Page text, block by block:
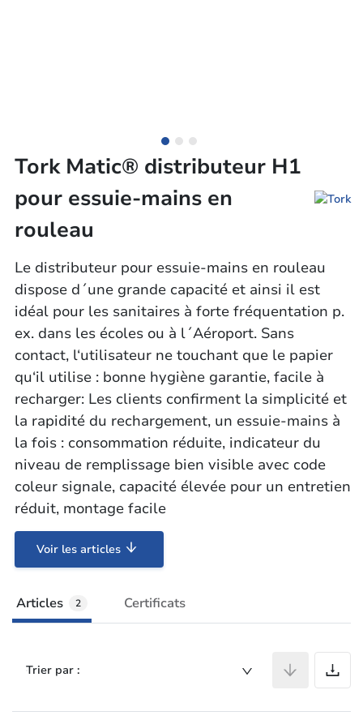
Tork Matic® distributeur H1
pour essuie-mains en
rouleau
Le distributeur pour essuie-mains en rouleau
dispose d´une grande capacité et ainsi il est
idéal pour les sanitaires à forte fréquentation p.
ex. dans les écoles ou à l´Aéroport. Sans
contact, l‘utilisateur ne touchant que le papier
qu‘il utilise : bonne hygiène garantie, facile à
recharger: Les clients confirment la simplicité et
la rapidité du rechargement, un essuie-mains à
la fois : consommation réduite, indicateur du
niveau de remplissage bien visible avec code
coleur signale, capacité élevée pour un entretien
réduit, montage facile
Voir les articles
Articles 2 Certificats
Trier par :